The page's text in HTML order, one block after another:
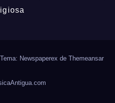
Tema: Newspaperex de Themeansar